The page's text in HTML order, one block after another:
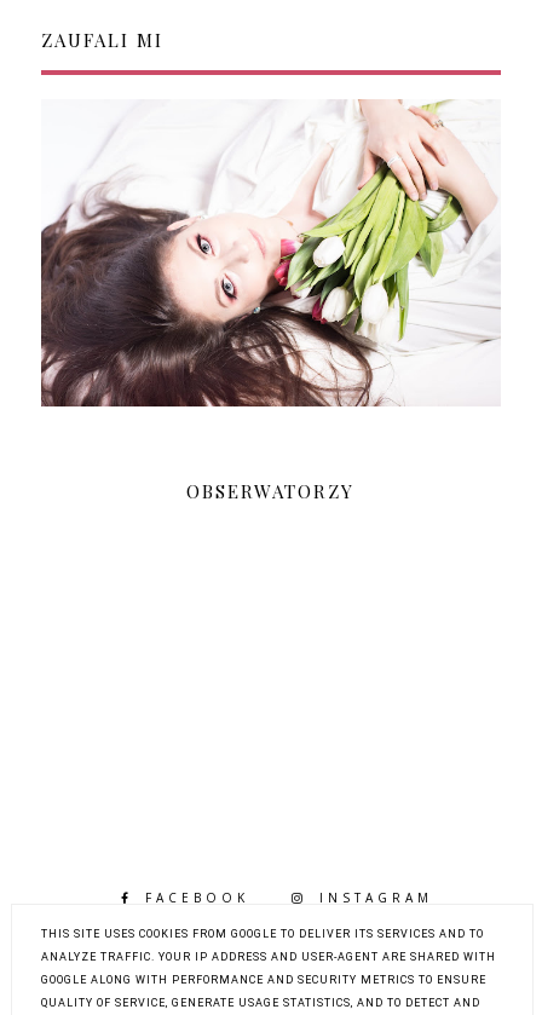
ZAUFALI MI
OBSERWATORZY
FACEBOOK INSTAGRAM
BLOGLOVIN
THIS SITE USES COOKIES FROM GOOGLE TO DELIVER ITS SERVICES AND TO
ANALYZE TRAFFIC. YOUR IP ADDRESS AND USER-AGENT ARE SHARED WITH
GOOGLE ALONG WITH PERFORMANCE AND SECURITY METRICS TO ENSURE
QUALITY OF SERVICE, GENERATE USAGE STATISTICS, AND TO DETECT AND